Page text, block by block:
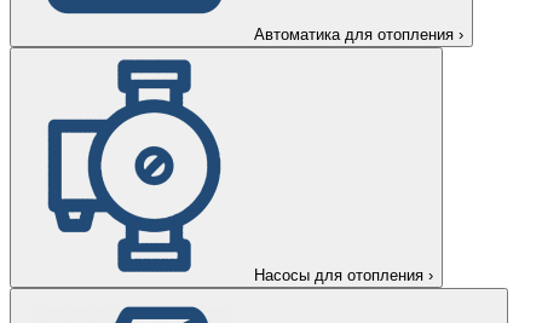
Автоматика для отопления ›
Насосы для отопления ›